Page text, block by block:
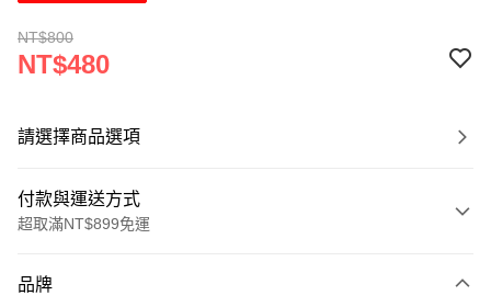
NT$800
NT$480
請選擇商品選項
付款與運送方式
超取滿NT$899免運
信用卡一次付款
品牌